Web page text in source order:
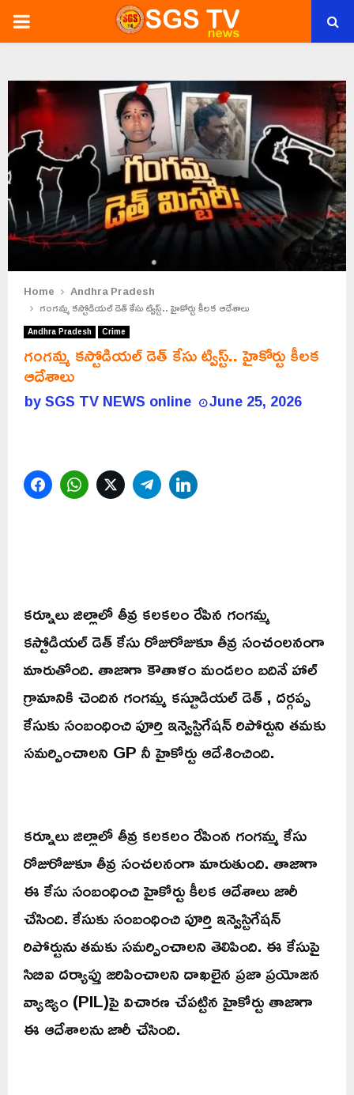
PRIMARY
Home
Andhra Pradesh
గంగమ్మ కస్టోడియల్ డెత్ కేసు ట్విస్ట్.. హైకోర్టు కీలక ఆదేశాలు
Andhra Pradesh Crime
గంగమ్మ కస్టోడియల్ డెత్ కేసు ట్విస్ట్.. హైకోర్టు కీలక
ఆదేశాలు
bySGS TV NEWS online June 25, 2026
FacebookWhatsAppTwitterTelegram
కర్నూలు జిల్లాలో తీవ్ర కలకలం రేపిన గంగమ్మ
కస్టోడియల్ డెత్ కేసు రోజురోజుకూ తీవ్ర సంచంలనంగా
మారుతోంది. తాజాగా కౌతాళం మండలం బదినే హాల్
గ్రామానికి చెందిన గంగమ్మ కస్టూడియల్ డెత్ , దర్గప్ప
కేసుకు సంబంధించి పూర్తి ఇన్వెస్టిగేషన్ రిపోర్టుని తమకు
సమర్పించాలని GP నీ హైకోర్టు ఆదేశించింది.
కర్నూలు జిల్లాలో తీవ్ర కలకలం రేపింన గంగమ్మ కేసు
రోజురోజుకూ తీవ్ర సంచలనంగా మారుతుంది. తాజాగా
ఈ కేసు సంబంధించి హైకోర్టు కీలక ఆదేశాలు జారీ
చేసింది. కేసుకు సంబంధించి పూర్తి ఇన్వెస్టిగేషన్
రిపోర్టును తమకు సమర్పించాలని తెలిపింది. ఈ కేసుపై
సిబిఐ దర్యాప్తు జరిపించాలని దాఖలైన ప్రజా ప్రయోజన
వ్యాజ్యం (PIL)పై విచారణ చేపట్టిన హైకోర్టు తాజాగా
ఈ ఆదేశాలను జారీ చేసింది.